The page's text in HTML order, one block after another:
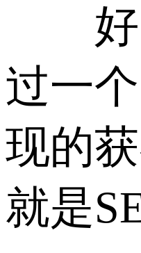
好比
过一
现的
就是